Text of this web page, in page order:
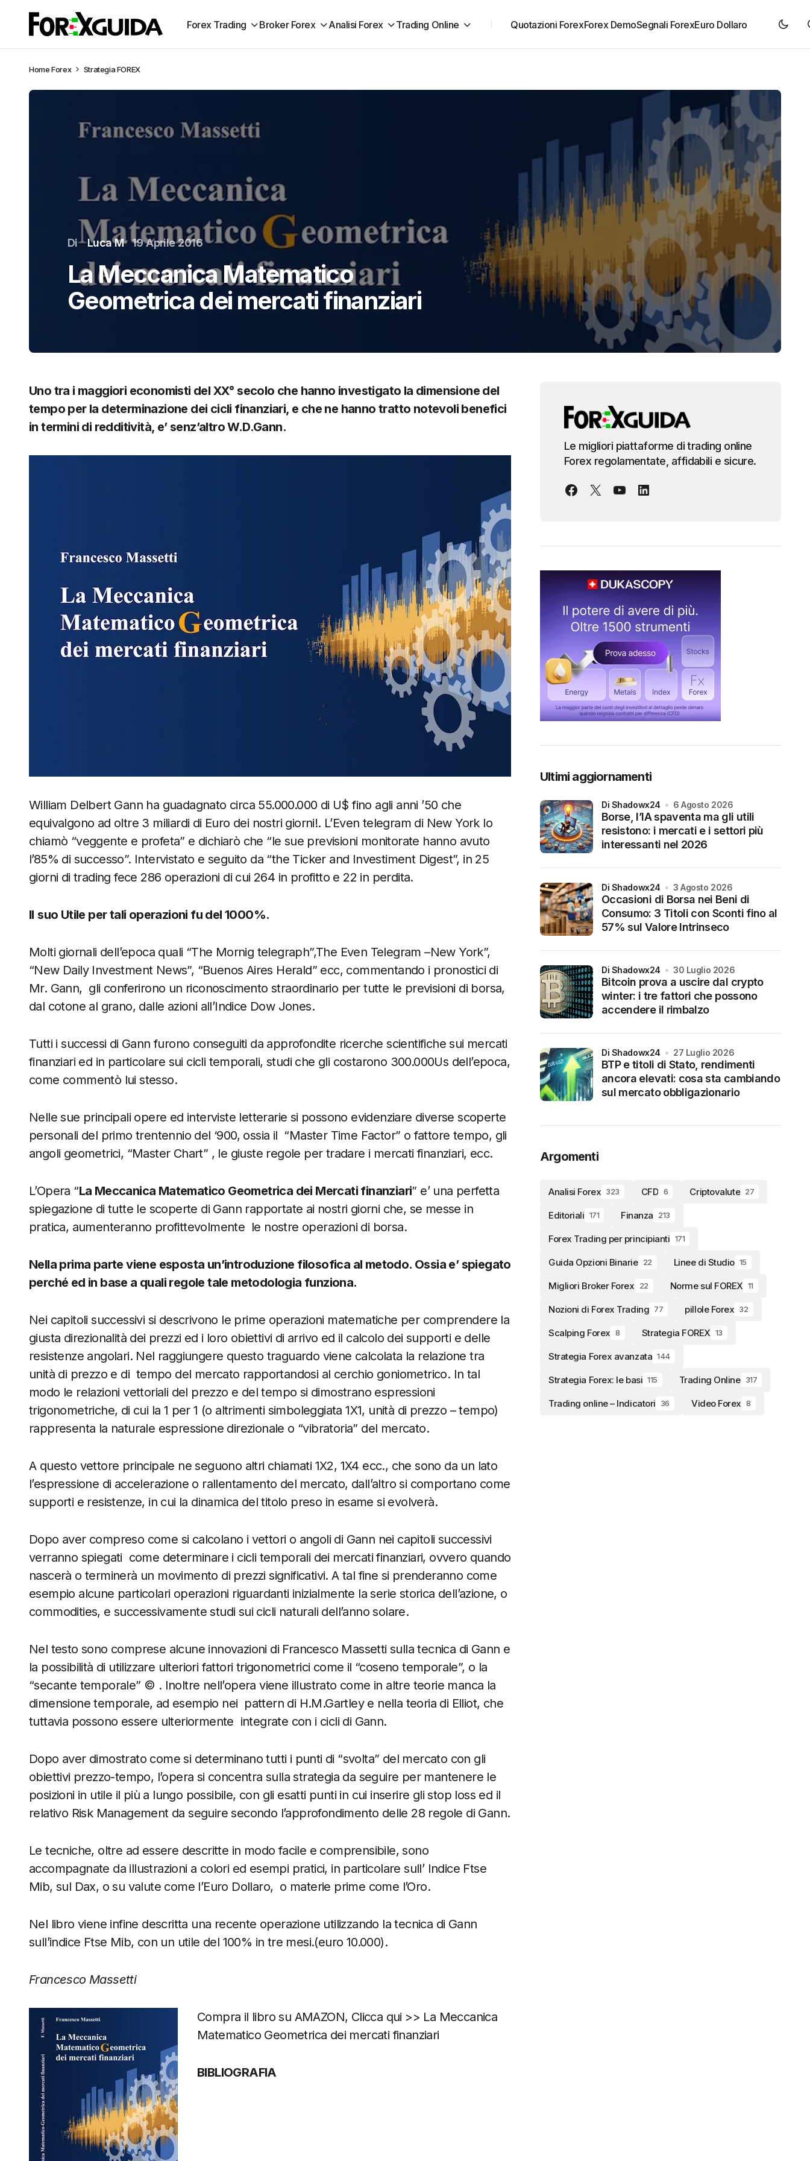
Forex Trading Broker Forex Analisi Forex Trading Online Quotazioni ForexForex DemoSegnali ForexEuro Dollaro
HomeForex Strategia FOREX
Di Luca M 19 Aprile 2016
La Meccanica Matematico
Geometrica dei mercati finanziari
Uno tra i maggiori economisti del XX° secolo che hanno investigato la dimensione del
tempo per la determinazione dei cicli finanziari, e che ne hanno tratto notevoli benefici
in termini di redditività, e’ senz’altro W.D.Gann.
William Delbert Gann ha guadagnato circa 55.000.000 di U$ fino agli anni ’50 che
equivalgono ad oltre 3 miliardi di Euro dei nostri giorni!. L’Even telegram di New York lo
chiamò “veggente e profeta” e dichiarò che “le sue previsioni monitorate hanno avuto
l’85% di successo”. Intervistato e seguito da “the Ticker and Investiment Digest”, in 25
giorni di trading fece 286 operazioni di cui 264 in profitto e 22 in perdita.
Il suo Utile per tali operazioni fu del 1000%.
Molti giornali dell’epoca quali “The Mornig telegraph”,The Even Telegram –New York”,
“New Daily Investment News”, “Buenos Aires Herald” ecc, commentando i pronostici di
Mr. Gann, gli conferirono un riconoscimento straordinario per tutte le previsioni di borsa,
dal cotone al grano, dalle azioni all’Indice Dow Jones.
Tutti i successi di Gann furono conseguiti da approfondite ricerche scientifiche sui mercati
finanziari ed in particolare sui cicli temporali, studi che gli costarono 300.000Us dell’epoca,
come commentò lui stesso.
Nelle sue principali opere ed interviste letterarie si possono evidenziare diverse scoperte
personali del primo trentennio del ‘900, ossia il “Master Time Factor” o fattore tempo, gli
angoli geometrici, “Master Chart” , le giuste regole per tradare i mercati finanziari, ecc.
L’Opera “La Meccanica Matematico Geometrica dei Mercati finanziari” e’ una perfetta
spiegazione di tutte le scoperte di Gann rapportate ai nostri giorni che, se messe in
pratica, aumenteranno profittevolmente le nostre operazioni di borsa.
Nella prima parte viene esposta un’introduzione filosofica al metodo. Ossia e’ spiegato
perché ed in base a quali regole tale metodologia funziona.
Nei capitoli successivi si descrivono le prime operazioni matematiche per comprendere la
giusta direzionalità dei prezzi ed i loro obiettivi di arrivo ed il calcolo dei supporti e delle
resistenze angolari. Nel raggiungere questo traguardo viene calcolata la relazione tra
unità di prezzo e di tempo del mercato rapportandosi al cerchio goniometrico. In tal
modo le relazioni vettoriali del prezzo e del tempo si dimostrano espressioni
trigonometriche, di cui la 1 per 1 (o altrimenti simboleggiata 1X1, unità di prezzo – tempo)
rappresenta la naturale espressione direzionale o “vibratoria” del mercato.
A questo vettore principale ne seguono altri chiamati 1X2, 1X4 ecc., che sono da un lato
l’espressione di accelerazione o rallentamento del mercato, dall’altro si comportano come
supporti e resistenze, in cui la dinamica del titolo preso in esame si evolverà.
Dopo aver compreso come si calcolano i vettori o angoli di Gann nei capitoli successivi
verranno spiegati come determinare i cicli temporali dei mercati finanziari, ovvero quando
nascerà o terminerà un movimento di prezzi significativi. A tal fine si prenderanno come
esempio alcune particolari operazioni riguardanti inizialmente la serie storica dell’azione, o
commodities, e successivamente studi sui cicli naturali dell’anno solare.
Nel testo sono comprese alcune innovazioni di Francesco Massetti sulla tecnica di Gann e
la possibilità di utilizzare ulteriori fattori trigonometrici come il “coseno temporale”, o la
“secante temporale” © . Inoltre nell’opera viene illustrato come in altre teorie manca la
dimensione temporale, ad esempio nei pattern di H.M.Gartley e nella teoria di Elliot, che
tuttavia possono essere ulteriormente integrate con i cicli di Gann.
Dopo aver dimostrato come si determinano tutti i punti di “svolta” del mercato con gli
obiettivi prezzo-tempo, l’opera si concentra sulla strategia da seguire per mantenere le
posizioni in utile il più a lungo possibile, con gli esatti punti in cui inserire gli stop loss ed il
relativo Risk Management da seguire secondo l’approfondimento delle 28 regole di Gann.
Le tecniche, oltre ad essere descritte in modo facile e comprensibile, sono
accompagnate da illustrazioni a colori ed esempi pratici, in particolare sull’ Indice Ftse
Mib, sul Dax, o su valute come l’Euro Dollaro, o materie prime come l’Oro.
Nel libro viene infine descritta una recente operazione utilizzando la tecnica di Gann
sull’indice Ftse Mib, con un utile del 100% in tre mesi.(euro 10.000).
Francesco Massetti
Compra il libro su AMAZON, Clicca qui >> La Meccanica
Matematico Geometrica dei mercati finanziari
BIBLIOGRAFIA
Le migliori piattaforme di trading online
Forex regolamentate, affidabili e sicure.
Ultimi aggiornamenti
Borse, l’IA spaventa ma gli utili
resistono: i mercati e i settori più
interessanti nel 2026
di Shadowx24 6 Agosto 2026
Occasioni di Borsa nei Beni di
Consumo: 3 Titoli con Sconti fino al
57% sul Valore Intrinseco
di Shadowx24 3 Agosto 2026
Bitcoin prova a uscire dal crypto
winter: i tre fattori che possono
accendere il rimbalzo
di Shadowx24 30 Luglio 2026
BTP e titoli di Stato, rendimenti
ancora elevati: cosa sta cambiando
sul mercato obbligazionario
di Shadowx24 27 Luglio 2026
Argomenti
Analisi Forex 323 CFD 6 Criptovalute 27
Editoriali 171 Finanza 213
Forex Trading per principianti 171
Guida Opzioni Binarie 22 Linee di Studio 15
Migliori Broker Forex 22 Norme sul FOREX 11
Nozioni di Forex Trading 77 pillole Forex 32
Scalping Forex 8 Strategia FOREX 13
Strategia Forex avanzata 144
Strategia Forex: le basi 115 Trading Online 317
Trading online – Indicatori 36 Video Forex 8